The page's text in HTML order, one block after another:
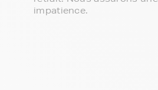
impatience.